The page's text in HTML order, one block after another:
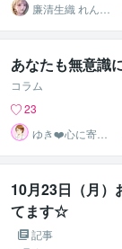
廉清生織 れんせ
い さき
あなたも無意識
コラム
23
ゆき❤️心に寄り
添う癒しのナー
ス
10月23日（月
てます☆
記事